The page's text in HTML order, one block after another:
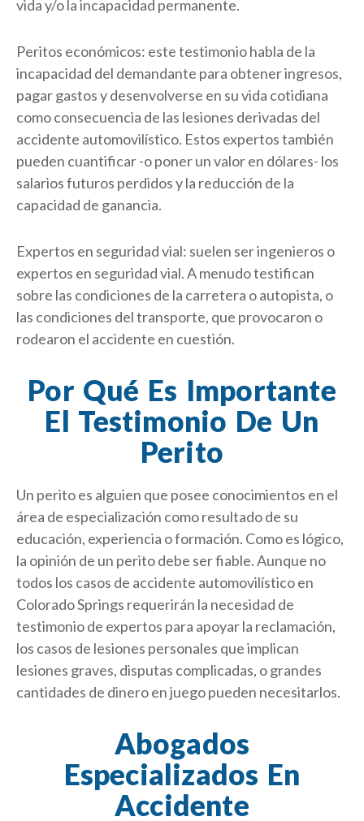
vida y/o la incapacidad permanente.
Peritos económicos: este testimonio habla de la
incapacidad del demandante para obtener ingresos,
pagar gastos y desenvolverse en su vida cotidiana
como consecuencia de las lesiones derivadas del
accidente automovilístico. Estos expertos también
pueden cuantificar -o poner un valor en dólares- los
salarios futuros perdidos y la reducción de la
capacidad de ganancia.
Expertos en seguridad vial: suelen ser ingenieros o
expertos en seguridad vial. A menudo testifican
sobre las condiciones de la carretera o autopista, o
las condiciones del transporte, que provocaron o
rodearon el accidente en cuestión.
Por Qué Es Importante
El Testimonio De Un
Perito
Un perito es alguien que posee conocimientos en el
área de especialización como resultado de su
educación, experiencia o formación. Como es lógico,
la opinión de un perito debe ser fiable. Aunque no
todos los casos de accidente automovilístico en
Colorado Springs requerirán la necesidad de
testimonio de expertos para apoyar la reclamación,
los casos de lesiones personales que implican
lesiones graves, disputas complicadas, o grandes
cantidades de dinero en juego pueden necesitarlos.
Abogados
Especializados En
Accidente